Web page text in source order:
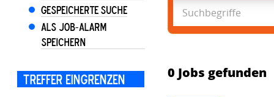
0 Jobs gefunden
Gespeicherte Suche
Als Job-Alarm
speichern
Treffer eingrenzen